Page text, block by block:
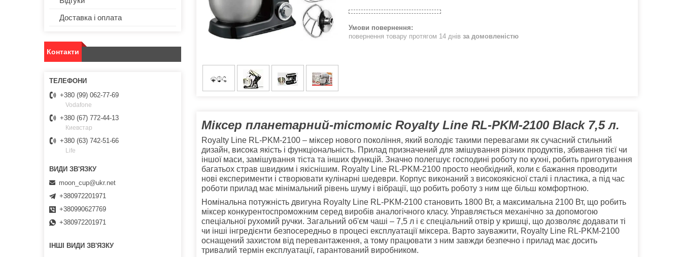
повернення товару протягом 14 днів за домовленістю
Міксер планетарний-тістоміс Royalty Line RL-PKM-2100 Black 7,5 л.
Royalty Line RL-PKM-2100 – міксер нового покоління, який володіє такими перевагами як сучасний стильний
дизайн, висока якість і функціональність. Прилад призначений для змішування різних продуктів, збивання тієї чи
іншої маси, замішування тіста та інших функцій. Значно полегшує господині роботу по кухні, робить приготування
багатьох страв швидким і якіснішим. Royalty Line RL-PKM-2100 просто необхідний, коли є бажання проводити
нові експерименти і створювати кулінарні шедеври. Корпус виконаний з високоякісної сталі і пластика, а під час
роботи прилад має мінімальний рівень шуму і вібрації, що робить роботу з ним ще більш комфортною.
Номінальна потужність двигуна Royalty Line RL-PKM-2100 становить 1800 Вт, а максимальна 2100 Вт, що робить
міксер конкурентоспроможним серед виробів аналогічного класу. Управляється механічно за допомогою
спеціальної рухомий ручки. Загальний об'єм чаші – 7,5 л і є спеціальний отвір у кришці, що дозволяє додавати ті
чи інші інгредієнти безпосередньо в процесі експлуатації міксера. Варто зауважити, Royalty Line RL-PKM-2100
оснащений захистом від перевантаження, а тому працювати з ним завжди безпечно і прилад має досить
тривалий термін експлуатації, гарантований виробником.
Доставка і оплата
Контакти
+380 (99) 062-77-69
Vodafone
+380 (67) 772-44-13
Киевстар
+380 (63) 742-51-66
Life
moon_cup@ukr.net
+380972201971
+380990627769
+380972201971
ІНШІ ВИДИ ЗВ'ЯЗКУ